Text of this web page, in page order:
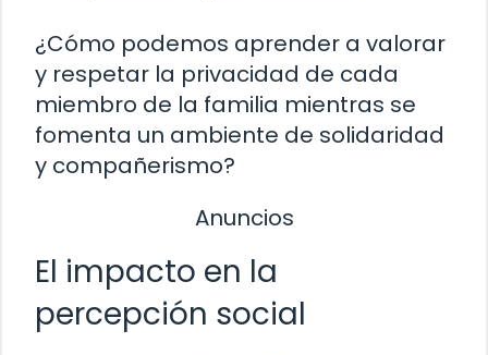
¿Cómo podemos aprender a valorar
y respetar la privacidad de cada
miembro de la familia mientras se
fomenta un ambiente de solidaridad
y compañerismo?
Anuncios
El impacto en la
percepción social